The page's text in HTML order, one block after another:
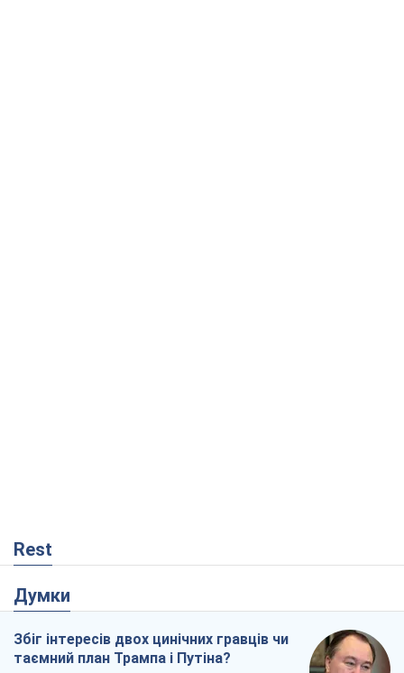
Rest
Думки
Збіг інтересів двох цинічних гравців чи
таємний план Трампа і Путіна?